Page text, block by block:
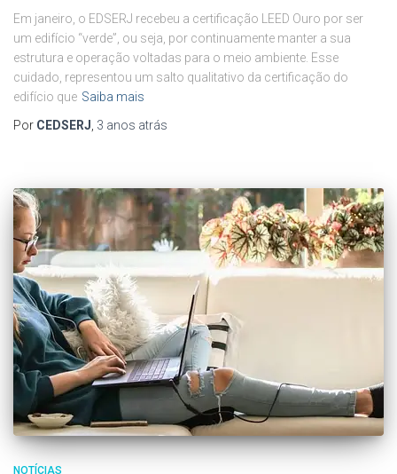
Em janeiro, o EDSERJ recebeu a certificação LEED Ouro por ser
um edifício “verde”, ou seja, por continuamente manter a sua
estrutura e operação voltadas para o meio ambiente. Esse
cuidado, representou um salto qualitativo da certificação do
edifício que Saiba mais
Por CEDSERJ 3 anos atrás
NOTÍCIAS